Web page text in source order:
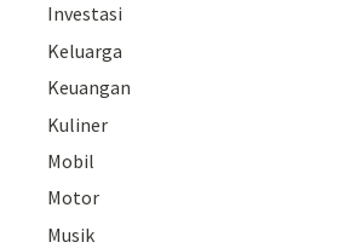
Investasi
Keluarga
Keuangan
Kuliner
Mobil
Motor
Musik